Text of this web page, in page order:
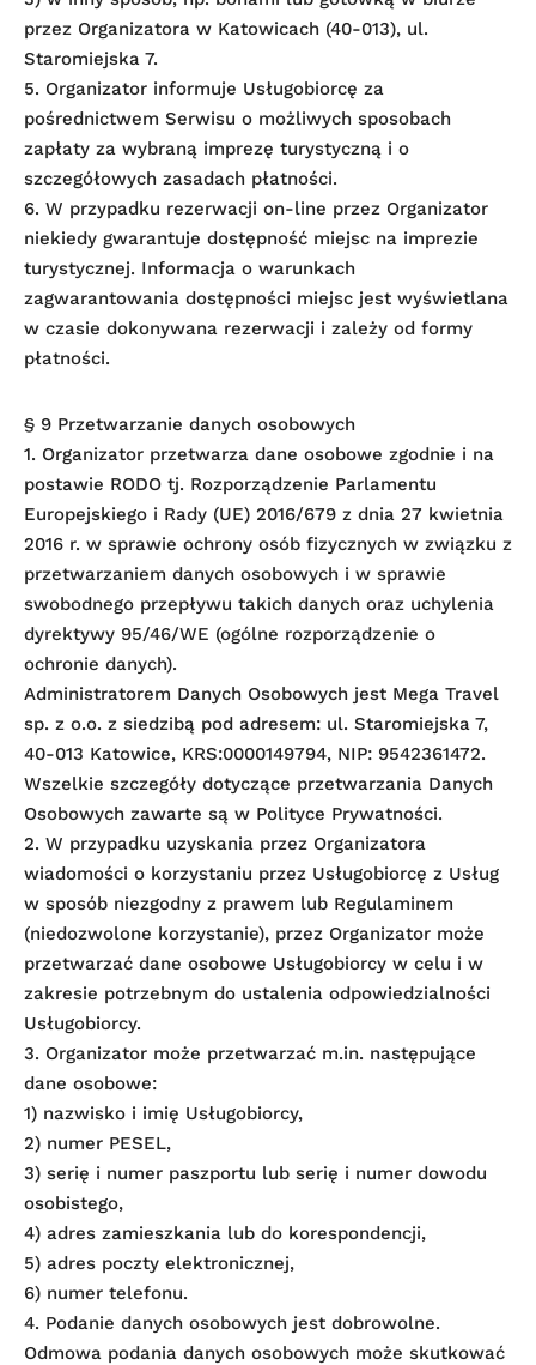
przez Organizatora w Katowicach (40-013), ul.
Staromiejska 7.
5. Organizator informuje Usługobiorcę za
pośrednictwem Serwisu o możliwych sposobach
zapłaty za wybraną imprezę turystyczną i o
szczegółowych zasadach płatności.
6. W przypadku rezerwacji on-line przez Organizator
niekiedy gwarantuje dostępność miejsc na imprezie
turystycznej. Informacja o warunkach
zagwarantowania dostępności miejsc jest wyświetlana
w czasie dokonywana rezerwacji i zależy od formy
płatności.
§ 9 Przetwarzanie danych osobowych
1. Organizator przetwarza dane osobowe zgodnie i na
postawie RODO tj. Rozporządzenie Parlamentu
Europejskiego i Rady (UE) 2016/679 z dnia 27 kwietnia
2016 r. w sprawie ochrony osób fizycznych w związku z
przetwarzaniem danych osobowych i w sprawie
swobodnego przepływu takich danych oraz uchylenia
dyrektywy 95/46/WE (ogólne rozporządzenie o
ochronie danych).
Administratorem Danych Osobowych jest Mega Travel
sp. z o.o. z siedzibą pod adresem: ul. Staromiejska 7,
40-013 Katowice, KRS:0000149794, NIP: 9542361472.
Wszelkie szczegóły dotyczące przetwarzania Danych
Osobowych zawarte są w Polityce Prywatności.
2. W przypadku uzyskania przez Organizatora
wiadomości o korzystaniu przez Usługobiorcę z Usług
w sposób niezgodny z prawem lub Regulaminem
(niedozwolone korzystanie), przez Organizator może
przetwarzać dane osobowe Usługobiorcy w celu i w
zakresie potrzebnym do ustalenia odpowiedzialności
Usługobiorcy.
3. Organizator może przetwarzać m.in. następujące
dane osobowe:
1) nazwisko i imię Usługobiorcy,
2) numer PESEL,
3) serię i numer paszportu lub serię i numer dowodu
osobistego,
4) adres zamieszkania lub do korespondencji,
5) adres poczty elektronicznej,
6) numer telefonu.
4. Podanie danych osobowych jest dobrowolne.
Odmowa podania danych osobowych może skutkować